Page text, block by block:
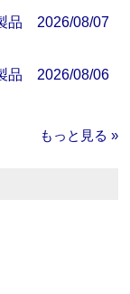
品 2026/08/07
品 2026/08/06
もっと見る »